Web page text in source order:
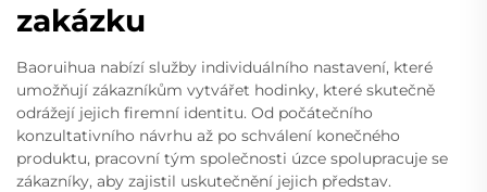
zakázku
Baoruihua nabízí služby individuálního nastavení, které
umožňují zákazníkům vytvářet hodinky, které skutečně
odrážejí jejich firemní identitu. Od počátečního
konzultativního návrhu až po schválení konečného
produktu, pracovní tým společnosti úzce spolupracuje se
zákazníky, aby zajistil uskutečnění jejich představ.